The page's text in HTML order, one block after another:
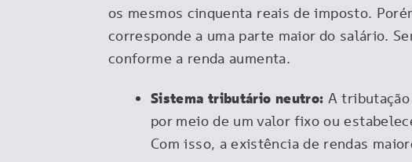
os mesmos cinquenta reais de imposto.
corresponde a uma parte maior do salário.
conforme a renda aumenta.
Sistema tributário neutro: A
por meio de um valor fixo ou
Com isso, a existência de rendas